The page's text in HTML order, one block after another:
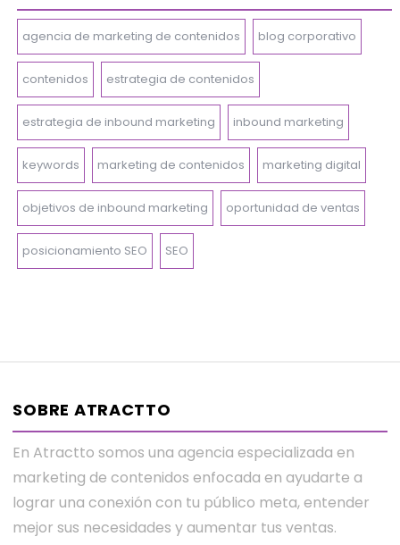
agencia de marketing de contenidos blog corporativo
contenidos estrategia de contenidos
estrategia de inbound marketing inbound marketing
keywords marketing de contenidos marketing digital
objetivos de inbound marketing oportunidad de ventas
posicionamiento SEO SEO
SOBRE ATRACTTO
En Atractto somos una agencia especializada en
marketing de contenidos enfocada en ayudarte a
lograr una conexión con tu público meta, entender
mejor sus necesidades y aumentar tus ventas.